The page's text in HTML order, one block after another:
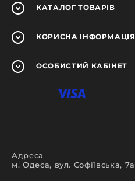
КАТАЛОГ ТОВАРІВ
КОРИСНА ІНФОРМАЦІЯ
ОСОБИСТИЙ КАБІНЕТ
Адреса
м. Одеса, вул. Софіївська, 7а